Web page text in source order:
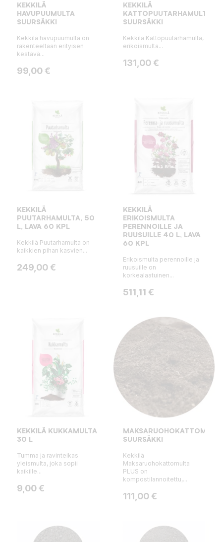
KEKKILÄ
HAVUPUUMULTA
SUURSÄKKI
Kekkilä havupuumulta on
rakenteeltaan erityisen
kestävä...
Hinta
99,00 €
KEKKILÄ
KATTOPUUTARHAMULTA,
SUURSÄKKI
Kekkilä Kattopuutarhamulta,
erikoismulta...
Hinta
131,00 €
KEKKILÄ
PUUTARHAMULTA, 50
L, LAVA 60 KPL
Kekkilä Puutarhamulta on
kaikkien pihan kasvien...
Hinta
249,00 €
KEKKILÄ
ERIKOISMULTA
PERENNOILLE JA
RUUSUILLE 40 L, LAVA
60 KPL
Erikoismulta perennoille ja
ruusuille on
korkealaatuinen...
Hinta
511,11 €
KEKKILÄ KUKKAMULTA
30 L
Tumma ja ravinteikas
yleismulta, joka sopii
kaikille...
Hinta
9,00 €
SUURSÄKKI
Kekkilä
Maksaruohokattomulta
PLUS on
kompostilannoitettu,...
Hinta
111,00 €